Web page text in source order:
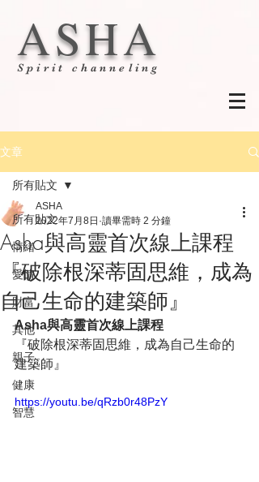
Spirit channeling
ASHA
文章
所有貼文
情緒
愛情
財富
其他
親子
健康
智慧
所有貼文
Asha與高靈首次線上課程
『破除根深蒂固思維，成為
自己生命的建築師』
ASHA
2022年7月8日 讀畢需時 2 分鐘
Asha與高靈首次線上課程
『破除根深蒂固思維，成為自己生命的
建築師』
https://youtu.be/qRzb0r48PzY